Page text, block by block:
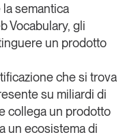
la semantica
Vocabulary, gli
un prodotto
che si trova
su miliardi di
collega un prodotto
un ecosistema di